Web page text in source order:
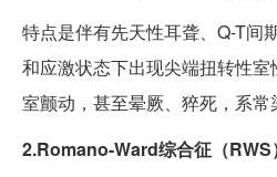
特点是伴有先天性耳聋、Q-T间
和应激状态下出现尖端扭转性
室颤动，甚至晕厥、猝死，系常
2.Romano-Ward综合征（RWS